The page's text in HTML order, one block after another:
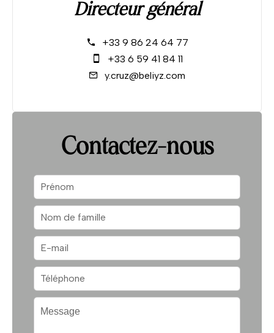
Directeur général
+33 9 86 24 64 77
+33 6 59 41 84 11
y.cruz@beliyz.com
Contactez-nous